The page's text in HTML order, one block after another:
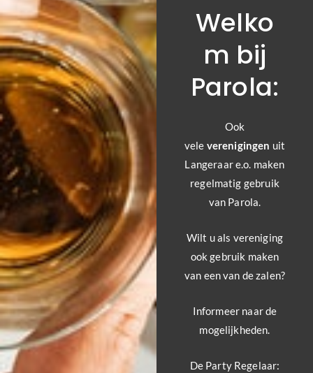
Welko
m bij
Parola:
Ook
vele verenigingen uit
Langeraar e.o. maken
regelmatig gebruik
van Parola.
Wilt u als vereniging
ook gebruik maken
van een van de zalen?
Informeer naar de
mogelijkheden.
De Party Regelaar: